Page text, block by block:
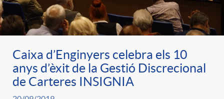
r
a
S
ó
p
e
t
e
n
l
i
c
Caixa d’Enginyers celebra els 10
anys d’èxit de la Gestió Discrecional
de Carteres INSIGNIA